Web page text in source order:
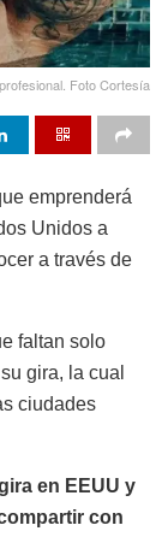
Foto Cortesía
emprenderá
Unidos a
a través de
faltan solo
gira, la cual
ciudades
en EEUU y
con